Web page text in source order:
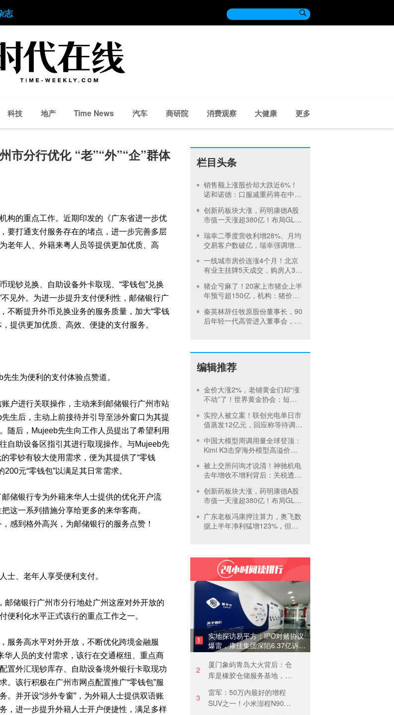
志 
科技 地产 Time News 汽车 商研院 消费观察 大健康 更多
市分行优化 “老”“外”“企”群体
构的重点工作。近期印发的《广东省进一步优
要打通支付服务存在的堵点，进一步完善多层
老年人、外籍来粤人员等提供更加优质、高
钞兑换、自助设备外卡取现、“零钱包”兑换
见外。为进一步提升支付便利性，邮储银行广
不断提升外币兑换业务的服务质量，加大“零钱
提供更加优质、高效、便捷的支付服务。
生为便利的支付体验点赞道。
户进行关联操作，主动来到邮储银行广州市站
生后，主动上前接待并引导至涉外窗口为其提
随后，Mujeeb先生向工作人员提出了希望利用
自助设备区指引其进行取现操作。与Mujeeb先
零钞有较大使用需求，便为其提供了“零钱
元“零钱包”以满足其日常需求。
储银行专为外籍来华人士提供的优化开户流
这一系列措施分享给更多的来华客商。
感到格外高兴，为邮储银行的服务点赞！
士、老年人享受便利支付。
储银行广州市分行地处广州这座对外开放的
便利化水平正式该行的重点工作之一。
服务高水平对外开放，不断优化跨境金融服
华人员的支付需求，该行在交通枢纽、重点商
置外汇现钞库存、自助设备境外银行卡取现功
该行积极在广州市网点配置推广“零钱包”服
并开设“涉外专窗”，为外籍人士提供双语账
，进一步提升外籍人士开户便捷性，满足多样
栏目头条
销售额上涨股价却大跌近6%！
诺和诺德：口服减重药将在中国
创新药板块大涨，药明康德A股
市值一天涨超380亿！布局GLP-
瑞幸二季度营收利增28%、月均
交易客户数破亿，瑞幸强调增长
一线城市房价连涨4个月！北京
有业主挂牌5天成交，购房人3周
猪企亏麻了！20家上市猪企上半
年预亏超150亿，机构：猪价或
秦英林辞任牧原股份董事长，90
后年轻一代高管进入董事会，公
编辑推荐
金价大涨2%，老铺黄金们却“涨
不动”了！世界黄金协会：短期
实控人被立案！联创光电单日市
值蒸发12亿元，回应称等待调查
中国大模型周调用量全球登顶：
Kimi K3击穿海外模型高溢价壁
被上交所问询才说清！神驰机电
去年增收不增利背后：关税透支
创新药板块大涨，药明康德A股
市值一天涨超380亿！布局GLP-
广东老板冯康押注算力，奥飞数
据上半年净利猛增123%，但总
1
实地探访易平方：IPO对赌协议
爆雷，康佳集团深陷6.37亿诉讼
泥潭
2
厦门象屿青岛大火背后：仓
库是橡胶仓储服务基地，当
进行安全管理培训
3
雷军：50万内最好的增程
SUV之一！小米澎程N90